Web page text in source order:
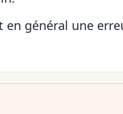
en général une